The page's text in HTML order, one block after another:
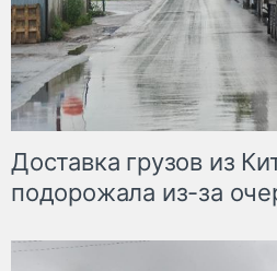
Доставка грузов из
подорожала из-за